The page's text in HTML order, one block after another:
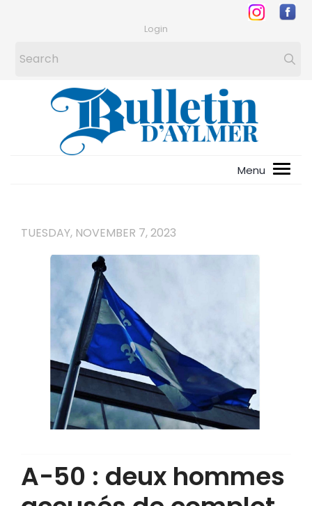
Login
TUESDAY, NOVEMBER 7, 2023
A-50 : deux hommes